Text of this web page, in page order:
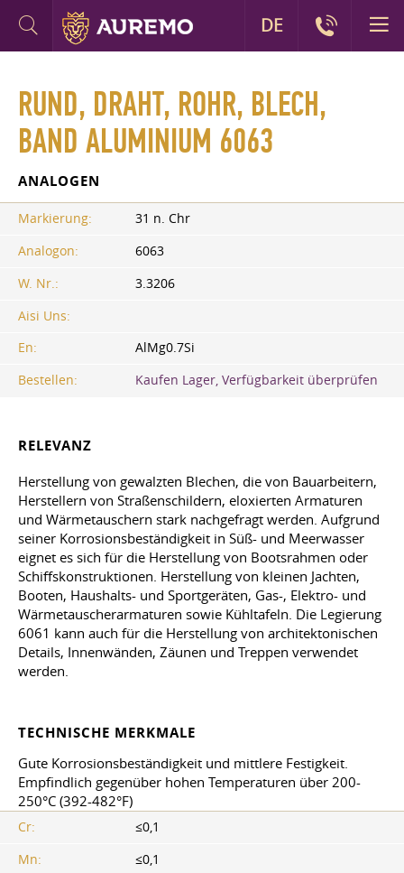
RUND, DRAHT, ROHR, BLECH,
BAND ALUMINIUM 6063
ANALOGEN
Markierung:
31 n. Chr
Analogon:
6063
W. Nr.:
3.3206
Aisi Uns:
En:
AlMg0.7Si
Bestellen:
Kaufen Lager, Verfügbarkeit überprüfen
RELEVANZ
Herstellung von gewalzten Blechen, die von Bauarbeitern,
Herstellern von Straßenschildern, eloxierten Armaturen
und Wärmetauschern stark nachgefragt werden. Aufgrund
seiner Korrosionsbeständigkeit in Süß- und Meerwasser
eignet es sich für die Herstellung von Bootsrahmen oder
Schiffskonstruktionen. Herstellung von kleinen Jachten,
Booten, Haushalts- und Sportgeräten, Gas-, Elektro- und
Wärmetauscherarmaturen sowie Kühltafeln. Die Legierung
6061 kann auch für die Herstellung von architektonischen
Details, Innenwänden, Zäunen und Treppen verwendet
werden.
TECHNISCHE MERKMALE
Gute Korrosionsbeständigkeit und mittlere Festigkeit.
Empfindlich gegenüber hohen Temperaturen über 200-
250°C (392-482°F)
Cr:
≤0,1
Mn:
≤0,1
DE